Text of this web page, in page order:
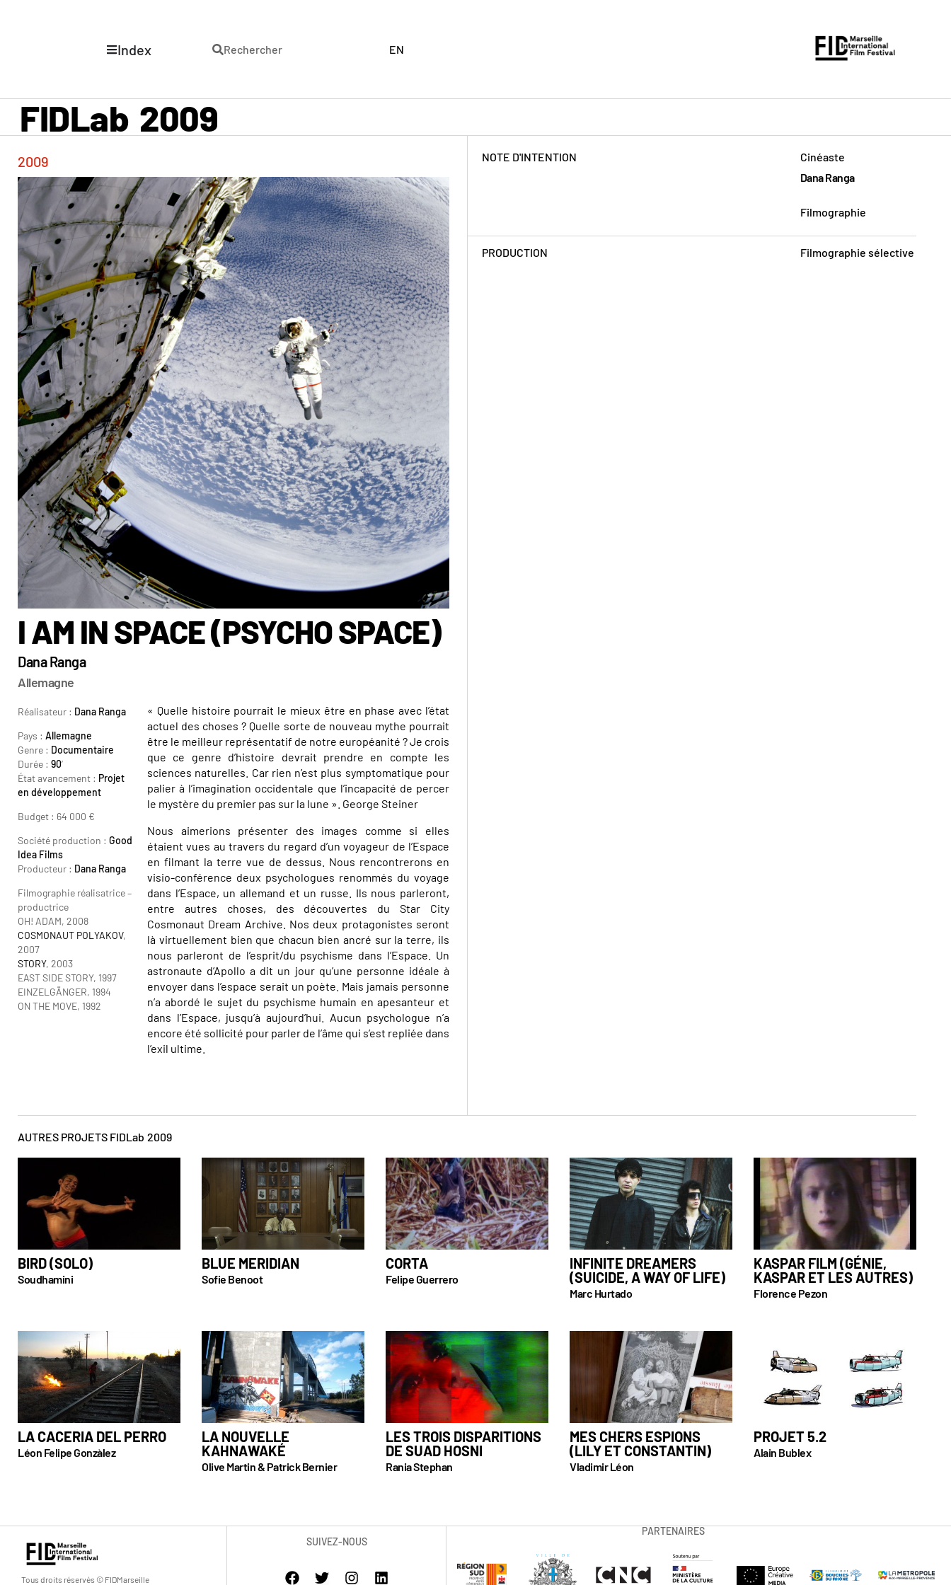
Rechercher EN
Index
FIDLab 2009
2009
I AM IN SPACE (PSYCHO SPACE)
Dana Ranga
Allemagne
Réalisateur : Dana Ranga
Pays : Allemagne
Genre : Documentaire
Durée : 90’
État avancement : Projet
en développement
Budget : 64 000 €
Société production : Good
Idea Films
Producteur : Dana Ranga
Filmographie réalisatrice –
productrice
OH! ADAM, 2008
COSMONAUT POLYAKOV,
2007
STORY, 2003
EAST SIDE STORY, 1997
EINZELGÄNGER, 1994
ON THE MOVE, 1992
« Quelle histoire pourrait le mieux être en phase avec l’état
actuel des choses ? Quelle sorte de nouveau mythe pourrait
être le meilleur représentatif de notre européanité ? Je crois
que ce genre d’histoire devrait prendre en compte les
sciences naturelles. Car rien n’est plus symptomatique pour
palier à l’imagination occidentale que l’incapacité de percer
le mystère du premier pas sur la lune ». George Steiner
Nous aimerions présenter des images comme si elles
étaient vues au travers du regard d’un voyageur de l’Espace
en filmant la terre vue de dessus. Nous rencontrerons en
visio-conférence deux psychologues renommés du voyage
dans l’Espace, un allemand et un russe. Ils nous parleront,
entre autres choses, des découvertes du Star City
Cosmonaut Dream Archive. Nos deux protagonistes seront
là virtuellement bien que chacun bien ancré sur la terre, ils
nous parleront de l’esprit/du psychisme dans l’Espace. Un
astronaute d’Apollo a dit un jour qu’une personne idéale à
envoyer dans l’espace serait un poète. Mais jamais personne
n’a abordé le sujet du psychisme humain en apesanteur et
dans l’Espace, jusqu’à aujourd’hui. Aucun psychologue n’a
encore été sollicité pour parler de l’âme qui s’est repliée dans
l’exil ultime.
NOTE D'INTENTION
Cinéaste
Dana Ranga
Filmographie
PRODUCTION Filmographie sélective
AUTRES PROJETS FIDLab 2009
BIRD (SOLO)
Soudhamini
BLUE MERIDIAN
Sofie Benoot
CORTA
Felipe Guerrero
INFINITE DREAMERS
(SUICIDE, A WAY OF LIFE)
Marc Hurtado
KASPAR FILM (GÉNIE,
KASPAR ET LES AUTRES)
Florence Pezon
LA CACERIA DEL PERRO
Léon Felipe Gonzàlez
LA NOUVELLE
KAHNAWAKÉ
Olive Martin & Patrick Bernier
LES TROIS DISPARITIONS
DE SUAD HOSNI
Rania Stephan
MES CHERS ESPIONS
(LILY ET CONSTANTIN)
Vladimir Léon
PROJET 5.2
Alain Bublex
Tous droits réservés © FIDMarseille
SUIVEZ-NOUS
PARTENAIRES